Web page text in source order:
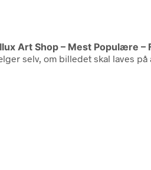
Art Shop – Mest Populære
selv, om billedet skal laves